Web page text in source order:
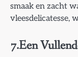
smaak en zacht
vleesdelicatesse,
7.Een